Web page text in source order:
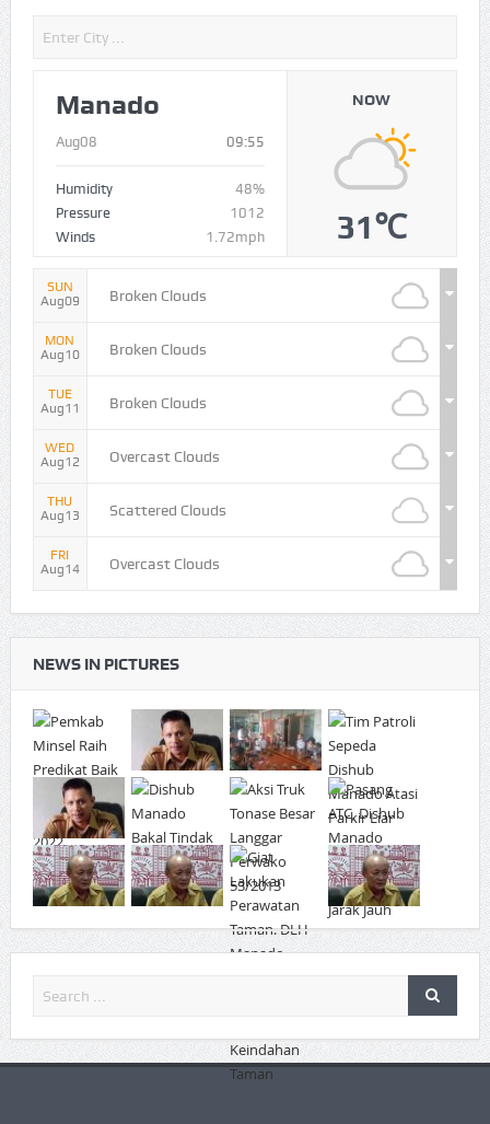
Manado
Aug08 09:55
Humidity
48%
Pressure
1012
Winds
1.72mph
NOW
31℃
SUN
Aug09
Broken Clouds
MON
Aug10
Broken Clouds
TUE
Aug11
Broken Clouds
WED
Aug12
Overcast Clouds
THU
Aug13
Scattered Clouds
FRI
Aug14
Overcast Clouds
NEWS IN PICTURES